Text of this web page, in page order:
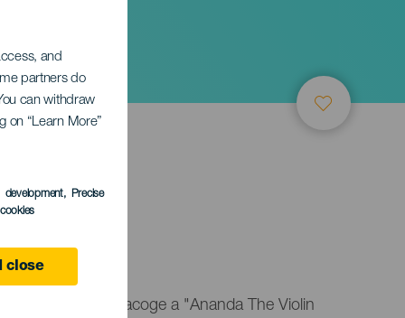
and
partners do
can withdraw
on “Learn More”
development, Precise
close
de Teguise acoge a "Ananda The Violin